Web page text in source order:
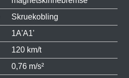
Skruekobling
1A'A1'
120 km/t
0,76 m/s²